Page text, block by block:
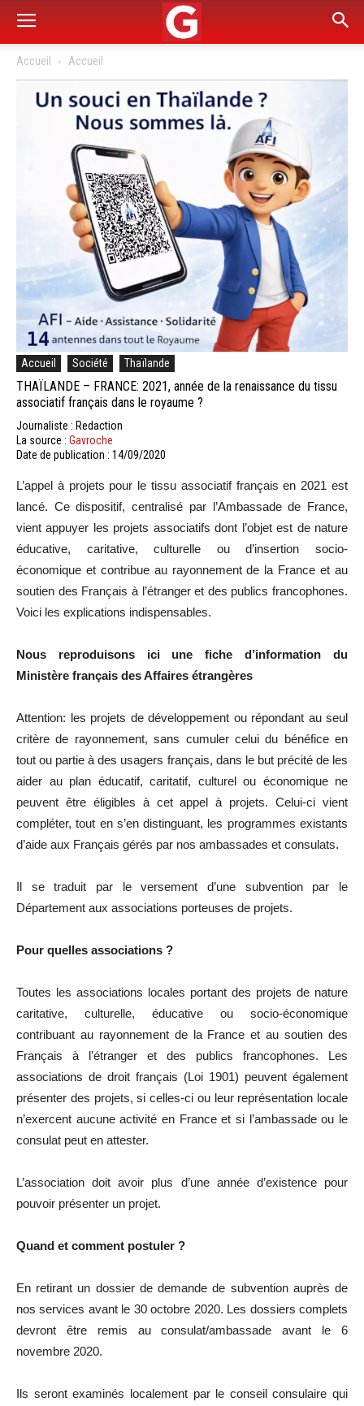
Accueil Accueil
Accueil Société Thaïlande
THAÏLANDE – FRANCE: 2021, année de la renaissance du tissu
associatif français dans le royaume ?
Journaliste : Redaction
La source : Gavroche
Date de publication : 14/09/2020
L’appel à projets pour le tissu associatif français en 2021 est
lancé. Ce dispositif, centralisé par l’Ambassade de France,
vient appuyer les projets associatifs dont l’objet est de nature
éducative, caritative, culturelle ou d’insertion socio-
économique et contribue au rayonnement de la France et au
soutien des Français à l’étranger et des publics francophones.
Voici les explications indispensables.
Nous reproduisons ici une fiche d’information du
Ministère français des Affaires étrangères
Attention: les projets de développement ou répondant au seul
critère de rayonnement, sans cumuler celui du bénéfice en
tout ou partie à des usagers français, dans le but précité de les
aider au plan éducatif, caritatif, culturel ou économique ne
peuvent être éligibles à cet appel à projets. Celui-ci vient
compléter, tout en s’en distinguant, les programmes existants
d’aide aux Français gérés par nos ambassades et consulats.
Il se traduit par le versement d’une subvention par le
Département aux associations porteuses de projets.
Pour quelles associations ?
Toutes les associations locales portant des projets de nature
caritative, culturelle, éducative ou socio-économique
contribuant au rayonnement de la France et au soutien des
Français à l’étranger et des publics francophones. Les
associations de droit français (Loi 1901) peuvent également
présenter des projets, si celles-ci ou leur représentation locale
n’exercent aucune activité en France et si l’ambassade ou le
consulat peut en attester.
L’association doit avoir plus d’une année d’existence pour
pouvoir présenter un projet.
Quand et comment postuler ?
En retirant un dossier de demande de subvention auprès de
nos services avant le 30 octobre 2020. Les dossiers complets
devront être remis au consulat/ambassade avant le 6
novembre 2020.
Ils seront examinés localement par le conseil consulaire qui